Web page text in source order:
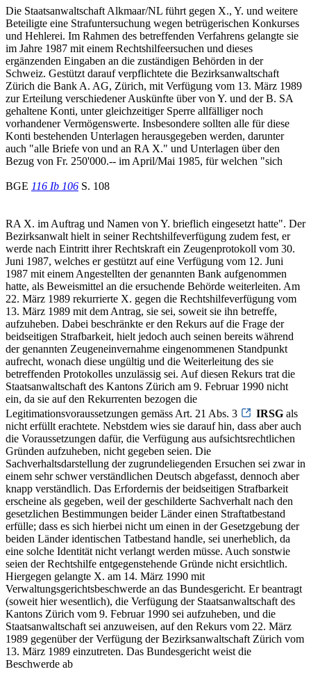
Die Staatsanwaltschaft Alkmaar/NL führt gegen X., Y. und weitere
Beteiligte eine Strafuntersuchung wegen betrügerischen Konkurses
und Hehlerei. Im Rahmen des betreffenden Verfahrens gelangte sie
im Jahre 1987 mit einem Rechtshilfeersuchen und dieses
ergänzenden Eingaben an die zuständigen Behörden in der
Schweiz. Gestützt darauf verpflichtete die Bezirksanwaltschaft
Zürich die Bank A. AG, Zürich, mit Verfügung vom 13. März 1989
zur Erteilung verschiedener Auskünfte über von Y. und der B. SA
gehaltene Konti, unter gleichzeitiger Sperre allfälliger noch
vorhandener Vermögenswerte. Insbesondere sollten alle für diese
Konti bestehenden Unterlagen herausgegeben werden, darunter
auch "alle Briefe von und an RA X." und Unterlagen über den
Bezug von Fr. 250'000.-- im April/Mai 1985, für welchen "sich
BGE 116 Ib 106 S. 108
RA X. im Auftrag und Namen von Y. brieflich eingesetzt hatte". Der
Bezirksanwalt hielt in seiner Rechtshilfeverfügung zudem fest, er
werde nach Eintritt ihrer Rechtskraft ein Zeugenprotokoll vom 30.
Juni 1987, welches er gestützt auf eine Verfügung vom 12. Juni
1987 mit einem Angestellten der genannten Bank aufgenommen
hatte, als Beweismittel an die ersuchende Behörde weiterleiten. Am
22. März 1989 rekurrierte X. gegen die Rechtshilfeverfügung vom
13. März 1989 mit dem Antrag, sie sei, soweit sie ihn betreffe,
aufzuheben. Dabei beschränkte er den Rekurs auf die Frage der
beidseitigen Strafbarkeit, hielt jedoch auch seinen bereits während
der genannten Zeugeneinvernahme eingenommenen Standpunkt
aufrecht, wonach diese ungültig und die Weiterleitung des sie
betreffenden Protokolles unzulässig sei. Auf diesen Rekurs trat die
Staatsanwaltschaft des Kantons Zürich am 9. Februar 1990 nicht
ein, da sie auf den Rekurrenten bezogen die
Legitimationsvoraussetzungen gemäss Art. 21 Abs. 3
IRSG als
nicht erfüllt erachtete. Nebstdem wies sie darauf hin, dass aber auch
die Voraussetzungen dafür, die Verfügung aus aufsichtsrechtlichen
Gründen aufzuheben, nicht gegeben seien. Die
Sachverhaltsdarstellung der zugrundeliegenden Ersuchen sei zwar in
einem sehr schwer verständlichen Deutsch abgefasst, dennoch aber
knapp verständlich. Das Erfordernis der beidseitigen Strafbarkeit
erscheine als gegeben, weil der geschilderte Sachverhalt nach den
gesetzlichen Bestimmungen beider Länder einen Straftatbestand
erfülle; dass es sich hierbei nicht um einen in der Gesetzgebung der
beiden Länder identischen Tatbestand handle, sei unerheblich, da
eine solche Identität nicht verlangt werden müsse. Auch sonstwie
seien der Rechtshilfe entgegenstehende Gründe nicht ersichtlich.
Hiergegen gelangte X. am 14. März 1990 mit
Verwaltungsgerichtsbeschwerde an das Bundesgericht. Er beantragt
(soweit hier wesentlich), die Verfügung der Staatsanwaltschaft des
Kantons Zürich vom 9. Februar 1990 sei aufzuheben, und die
Staatsanwaltschaft sei anzuweisen, auf den Rekurs vom 22. März
1989 gegenüber der Verfügung der Bezirksanwaltschaft Zürich vom
13. März 1989 einzutreten. Das Bundesgericht weist die
Beschwerde ab